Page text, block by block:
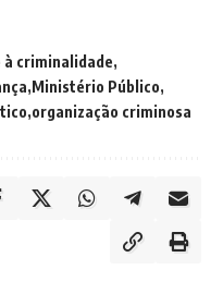
à criminalidade
Ministério Público
organização criminosa